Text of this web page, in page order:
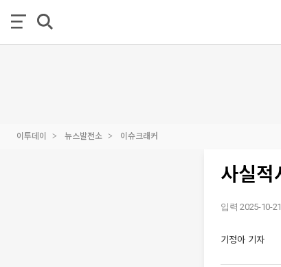
이투데이 뉴스발전소 이슈크래커
사실
입력 2025-10-
기정아 기자